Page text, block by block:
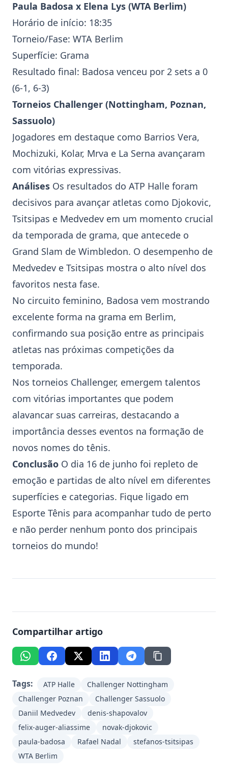
Paula Badosa x Elena Lys (WTA Berlim)
Horário de início: 18:35
Torneio/Fase: WTA Berlim
Superfície: Grama
Resultado final: Badosa venceu por 2 sets a 0
(6-1, 6-3)
Torneios Challenger (Nottingham, Poznan,
Sassuolo)
Jogadores em destaque como Barrios Vera,
Mochizuki, Kolar, Mrva e La Serna avançaram
com vitórias expressivas.
Análises Os resultados do ATP Halle foram
decisivos para avançar atletas como Djokovic,
Tsitsipas e Medvedev em um momento crucial
da temporada de grama, que antecede o
Grand Slam de Wimbledon. O desempenho de
Medvedev e Tsitsipas mostra o alto nível dos
favoritos nesta fase.
No circuito feminino, Badosa vem mostrando
excelente forma na grama em Berlim,
confirmando sua posição entre as principais
atletas nas próximas competições da
temporada.
Nos torneios Challenger, emergem talentos
com vitórias importantes que podem
alavancar suas carreiras, destacando a
importância desses eventos na formação de
novos nomes do tênis.
Conclusão O dia 16 de junho foi repleto de
emoção e partidas de alto nível em diferentes
superfícies e categorias. Fique ligado em
Esporte Tênis para acompanhar tudo de perto
e não perder nenhum ponto dos principais
torneios do mundo!
Compartilhar artigo
Tags: ATP Halle
Challenger Nottingham
Challenger Poznan
Challenger Sassuolo
Daniil Medvedev
denis-shapovalov
felix-auger-aliassime
novak-djokovic
paula-badosa
Rafael Nadal
stefanos-tsitsipas
WTA Berlim